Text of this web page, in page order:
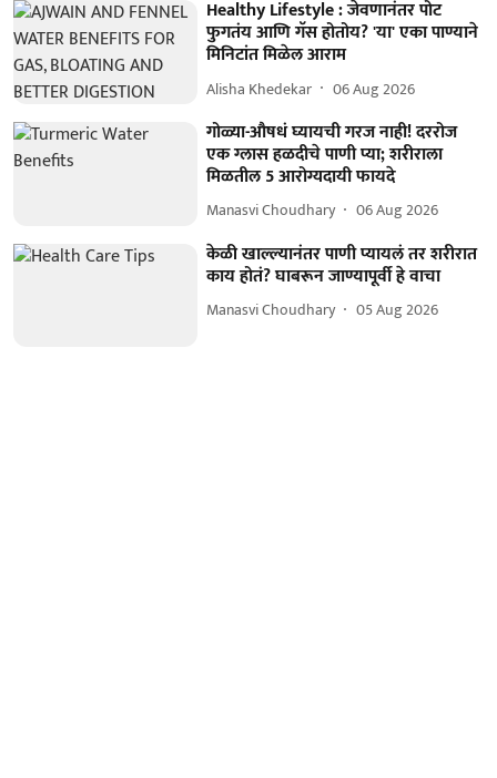
Healthy Lifestyle : जेवणानंतर पोट
फुगतंय आणि गॅस होतोय? 'या' एका पाण्याने
मिनिटांत मिळेल आराम
Alisha Khedekar 06 Aug 2026
गोळ्या-औषधं घ्यायची गरज नाही! दररोज
एक ग्लास हळदीचे पाणी प्या; शरीराला
मिळतील 5 आरोग्यदायी फायदे
Manasvi Choudhary 06 Aug 2026
केळी खाल्ल्यानंतर पाणी प्यायलं तर शरीरात
काय होतं? घाबरून जाण्यापूर्वी हे वाचा
Manasvi Choudhary 05 Aug 2026